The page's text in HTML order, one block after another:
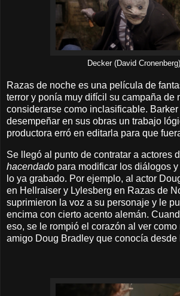
Decker (David Cronenberg)
Razas de noche es una película de
terror y ponía muy difícil su campaña de
considerarse como inclasificable.
desempeñar en sus obras un trabajo
productora erró en editarla para que
Se llegó al punto de contratar a actores
hacendado para modificar los diálogos
lo ya grabado. Por ejemplo, al actor
en Hellraiser y Lylesberg en Razas de
suprimieron la voz a su personaje y le
encima con cierto acento alemán.
eso, se le rompió el corazón al ver como
amigo Doug Bradley que conocía desde